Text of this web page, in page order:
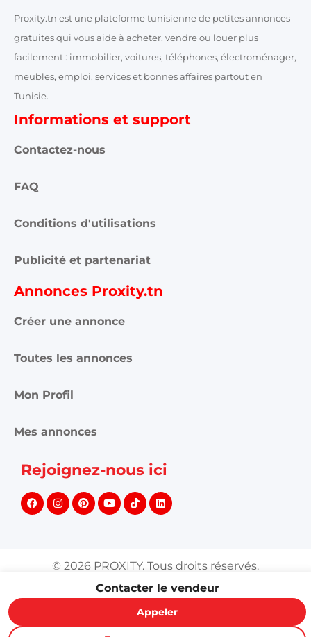
Contacter le vendeur
Appeler
Proxity.tn est une plateforme tunisienne de petites annonces
gratuites qui vous aide à acheter, vendre ou louer plus
facilement : immobilier, voitures, téléphones, électroménager,
meubles, emploi, services et bonnes affaires partout en
Tunisie.
Informations et support
Contactez-nous
FAQ
Conditions d'utilisations
Publicité et partenariat
Annonces Proxity.tn
Créer une annonce
Toutes les annonces
Mon Profil
Mes annonces
Rejoignez-nous ici
© 2026 PROXITY. Tous droits réservés.